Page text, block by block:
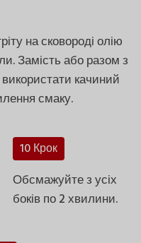
на сковороді олію
Замість або разом з
качиний
смаку.
10 Крок
Обсмажуйте з усіх
боків по 2 хвилини.